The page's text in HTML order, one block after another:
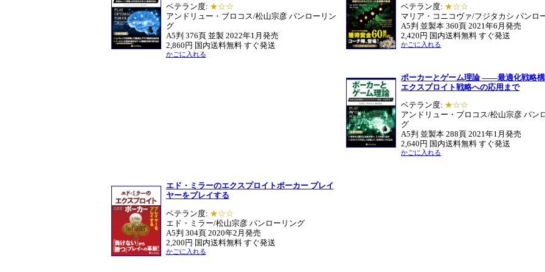
ベテラン度: ★☆☆
アンドリュー・ブロコス/松山宗彦 パンローリン
グ
A5判 376頁 並製 2022年1月発売
2,860円 国内送料無料 すぐ発送
かごに入れる
ベテラン度: ★☆☆
マリア・コニコヴァ/フジタカシ パンロ
A5判 並製本 360頁 2021年6月発売
2,420円 国内送料無料 すぐ発送
かごに入れる
ポーカーとゲーム理論 ――最適化戦略
エクスプロイト戦略への応用まで
ベテラン度: ★☆☆
アンドリュー・ブロコス/松山宗彦 パン
グ
A5判 並製本 288頁 2021年1月発売
2,640円 国内送料無料 すぐ発送
かごに入れる
エド・ミラーのエクスプロイトポーカー プレイ
ヤーをプレイする
ベテラン度: ★☆☆
エド・ミラー/松山宗彦 パンローリング
A5判 304頁 2020年2月発売
2,200円 国内送料無料 すぐ発送
かごに入れる